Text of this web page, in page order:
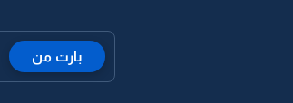
بارت من